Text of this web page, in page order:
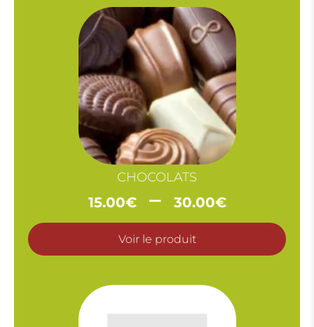
CHOCOLATS
15.00€ – 30.00€Plage
de
prix :
15.00€
30.00€
Voir le produit